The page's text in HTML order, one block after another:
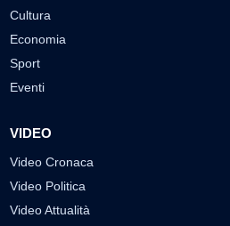
Cultura
Economia
Sport
Eventi
VIDEO
Video Cronaca
Video Politica
Video Attualità